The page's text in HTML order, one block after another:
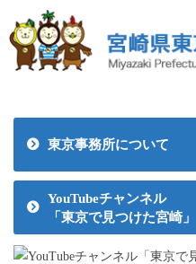
東京事務所について
YouTubeチャンネル
「東京で見つけた宮崎」